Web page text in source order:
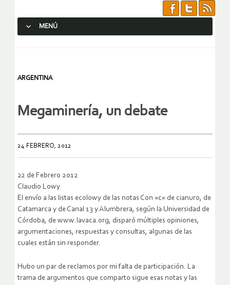
MENÚ
ARGENTINA
Megaminería, un debate
24 FEBRERO, 2012
22 de Febrero 2012
Claudio Lowy
El envío a las listas ecolowy de las notas Con «c» de cianuro, de
Catamarca y de Canal 13 y Alumbrera, según la Universidad de
Córdoba, de www.lavaca.org, disparó múltiples opiniones,
argumentaciones, respuestas y consultas, algunas de las
cuales están sin responder.
Hubo un par de reclamos por mi falta de participación. La
trama de argumentos que comparto sigue esas notas y las